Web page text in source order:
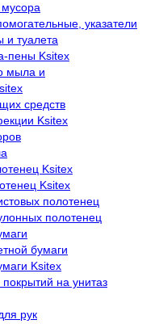
указатели
и туалета
пены Ksitex
мыла и
средств
Ksitex
Ksitex
Ksitex
полотенец
полотенец
бумаги
Ksitex
на унитаз
рук